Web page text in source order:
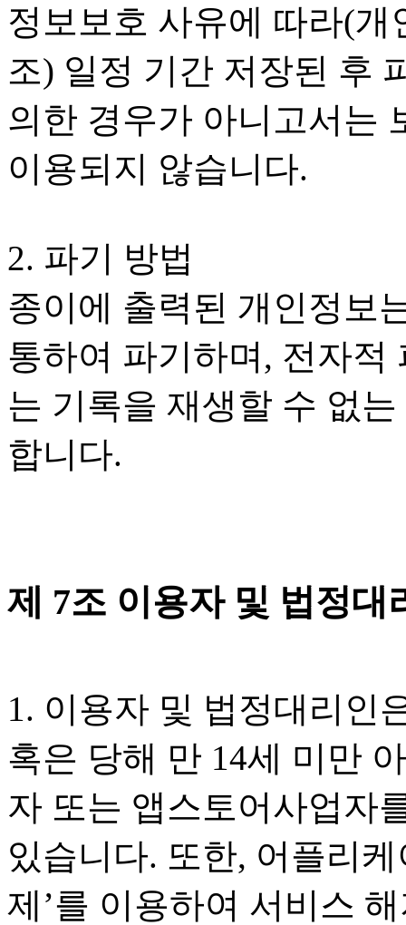
정보보호 사유에 따라(
조) 일정 기간 저장된 후
의한 경우가 아니고서는
이용되지 않습니다.
2. 파기 방법
종이에 출력된 개인정보
통하여 파기하며, 전자적
는 기록을 재생할 수 없
합니다.
제 7조 이용자 및 법정대
1. 이용자 및 법정대리인
혹은 당해 만 14세 미만
자 또는 앱스토어사업자
있습니다. 또한, 어플리
제’를 이용하여 서비스